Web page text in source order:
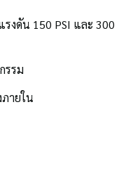
รงดัน 150 PSI และ 300
รรม
ภายใน